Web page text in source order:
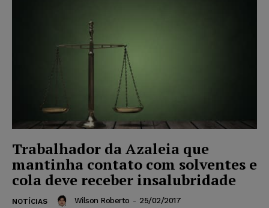
Trabalhador da Azaleia que
mantinha contato com solventes e
cola deve receber insalubridade
NOTÍCIAS Wilson Roberto - 25/02/2017